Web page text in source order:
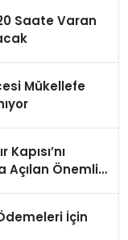
Saate Varan
Mükellefe
Açılan Önemli
İçin